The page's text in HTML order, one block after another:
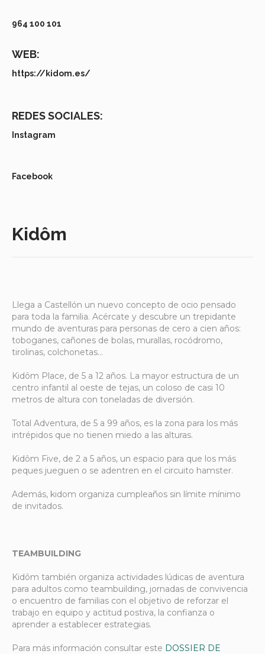
964 100 101
WEB:
https://kidom.es/
REDES SOCIALES:
Instagram
Facebook
Kidôm
Llega a Castellón un nuevo concepto de ocio pensado
para toda la familia. Acércate y descubre un trepidante
mundo de aventuras para personas de cero a cien años:
toboganes, cañones de bolas, murallas, rocódromo,
tirolinas, colchonetas…
Kidôm Place, de 5 a 12 años. La mayor estructura de un
centro infantil al oeste de tejas, un coloso de casi 10
metros de altura con toneladas de diversión.
Total Adventura, de 5 a 99 años, es la zona para los más
intrépidos que no tienen miedo a las alturas.
Kidôm Five, de 2 a 5 años, un espacio para que los más
peques jueguen o se adentren en el circuito hamster.
Además, kidom organiza cumpleaños sin límite mínimo
de invitados.
TEAMBUILDING
Kidôm también organiza actividades lúdicas de aventura
para adultos como teambuilding, jornadas de convivencia
o encuentro de familias con el objetivo de reforzar el
trabajo en equipo y actitud postiva, la confianza o
aprender a establecer estrategias.
Para más información consultar este DOSSIER DE